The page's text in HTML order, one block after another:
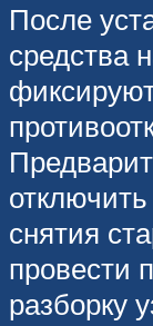
После
средства
снятия
провести
разборку